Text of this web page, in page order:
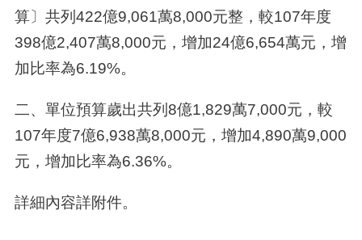
算〕共列422億9,061萬8,000元整，較107年度
398億2,407萬8,000元，增加24億6,654萬元，增
加比率為6.19%。
二、單位預算歲出共列 8億1,829萬7,000元，較
107年度7億6,938萬8,000元，增加4,890萬9,000
元，增加比率為6.36%。
詳細內容詳附件。